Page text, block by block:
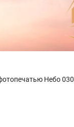
Небо 030